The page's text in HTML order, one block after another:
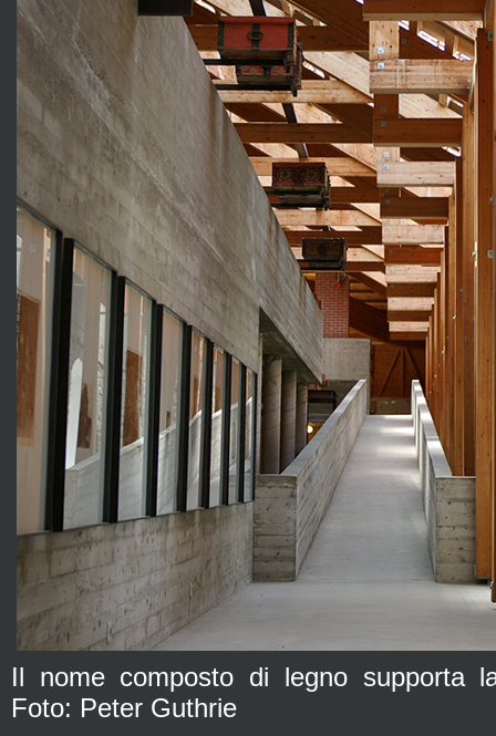
Il nome composto di legno supporta
Foto: Peter Guthrie